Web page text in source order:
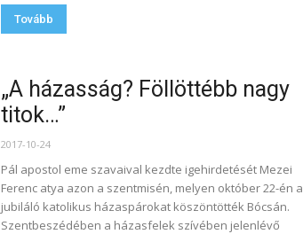
Tovább
„A házasság? Föllöttébb nagy
titok…”
2017-10-24
Pál apostol eme szavaival kezdte igehirdetését Mezei
Ferenc atya azon a szentmisén, melyen október 22-én a
jubiláló katolikus házaspárokat köszöntötték Bócsán.
Szentbeszédében a házasfelek szívében jelenlévő